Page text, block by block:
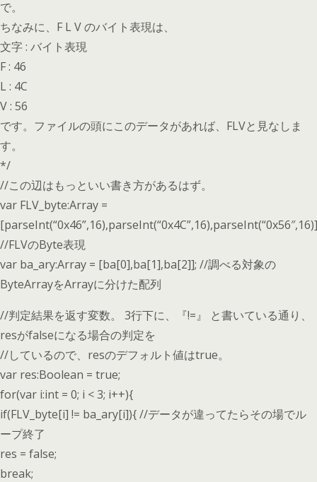
で。
ちなみに、F L V のバイト表現は、
文字 : バイト表現
F : 46
L : 4C
V : 56
です。ファイルの頭にこのデータがあれば、FLVと見なしま
す。
*/
//この辺はもっといい書き方があるはず。
var FLV_byte:Array =
//FLVのByte表現
var ba_ary:Array = [ba[0],ba[1],ba[2]]; //調べる対象の
ByteArrayをArrayに分けた配列
//判定結果を返す変数。 3行下に、『!=』 と書いている通り、
resがfalseになる場合の判定を
//しているので、resのデフォルト値はtrue。
var res:Boolean = true;
for(var i:int = 0; i < 3; i++){
if(FLV_byte[i] != ba_ary[i]){ //データが違ってたらその場でル
ープ終了
res = false;
break;